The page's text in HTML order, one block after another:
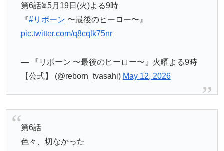
第6話⏳5月19日(火)よる9時
『#リボーン 〜最後のヒーロー〜』
pic.twitter.com/q8cqlk75nr
— 『リボーン 〜最後のヒーロー〜』火曜よる9時
【公式】 (@reborn_tvasahi) May 12, 2026
第6話
色々、切なかった